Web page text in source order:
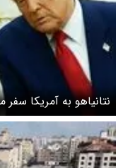
نتانیاهو به آمریکا سفر